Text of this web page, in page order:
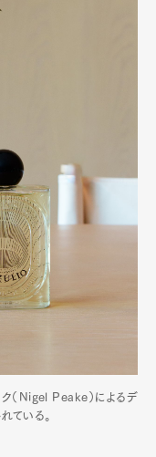
ク（Nigel Peake）によるデ
ている。